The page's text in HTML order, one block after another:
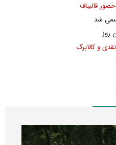
قالیباف
شد
روز
و کالابرگ